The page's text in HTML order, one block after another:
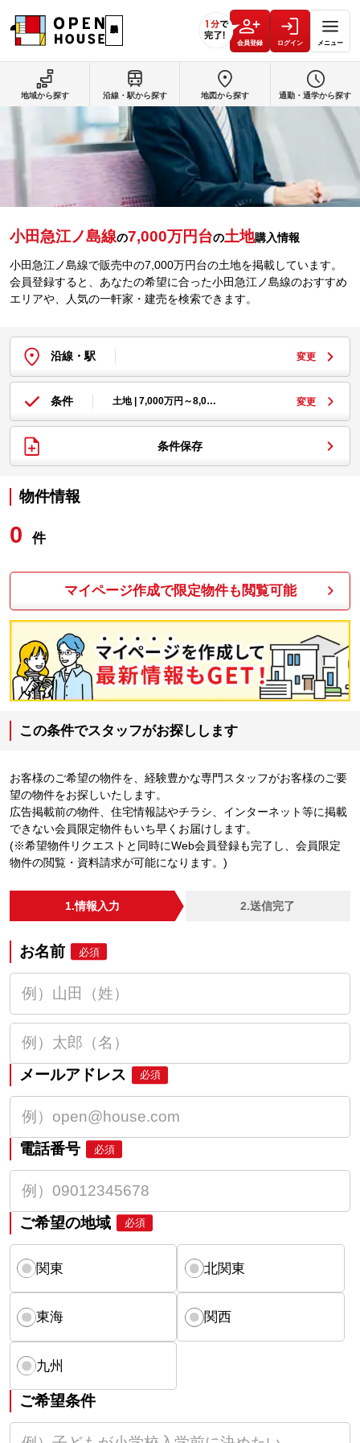
会員登録 ログイン メニュー
小田急江ノ島線の7,000万円台の土地購入情報
小田急江ノ島線で販売中の7,000万円台の土地を掲載しています。
会員登録すると、あなたの希望に合った小田急江ノ島線のおすすめ
エリアや、人気の一軒家・建売を検索できます。
沿線・駅 変更
条件 土地 | 7,000万円～8,0… 変更
条件保存
物件情報
0 件
マイページ作成で限定物件も閲覧可能
この条件でスタッフがお探しします
お客様のご希望の物件を、経験豊かな専門スタッフがお客様のご要
望の物件をお探しいたします。
広告掲載前の物件、住宅情報誌やチラシ、インターネット等に掲載
できない会員限定物件もいち早くお届けします。
(※希望物件リクエストと同時にWeb会員登録も完了し、会員限定
物件の閲覧・資料請求が可能になります。)
1.情報入力 2.送信完了
お名前 必須
メールアドレス 必須
電話番号 必須
ご希望の地域 必須
関東 北関東
東海 関西
九州
ご希望条件
地域から探す 沿線・駅から探す 地図から探す 通勤・通学から探す